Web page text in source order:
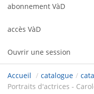
abonnement VàD
accès VàD
Ouvrir une session
Accueil / catalogue /
Portraits d'actrices -